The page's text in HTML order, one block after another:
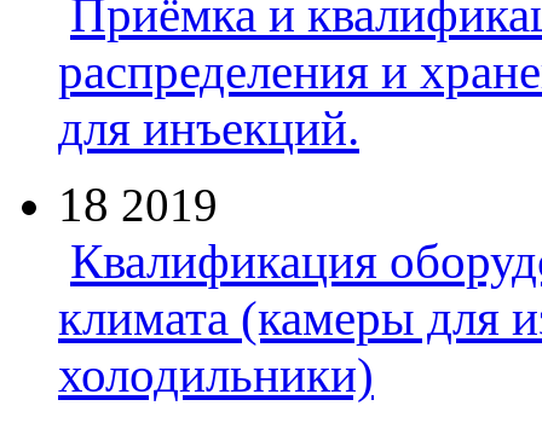
Приёмка и
распределения и
для инъекций.
18 2019
Квалификация
климата (камеры для
холодильники)